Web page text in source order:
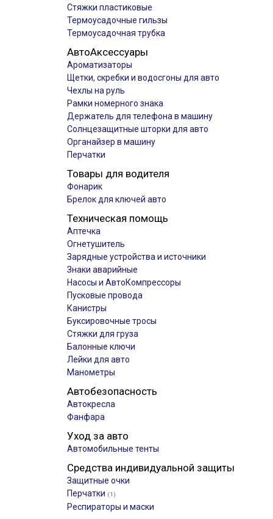
Стяжки пластиковые
Термоусадочные гильзы
Термоусадочная трубка
АвтоАксессуары
Ароматизаторы
Щетки, скребки и водосгоны для авто
Чехлы на руль
Рамки номерного знака
Держатель для телефона в машину
Солнцезащитные шторки для авто
Органайзер в машину
Перчатки
Товары для водителя
Фонарик
Брелок для ключей авто
Техническая помощь
Аптечка
Огнетушитель
Зарядные устройства и источники
Знаки аварийные
Насосы и АвтоКомпрессоры
Пусковые провода
Канистры
Буксировочные тросы
Стяжки для груза
Балонные ключи
Лейки для авто
Манометры
Автобезопасность
Автокресла
Фанфара
Уход за авто
Автомобильные тенты
Средства индивидуальной защиты
Защитные очки
Перчатки (1)
Респираторы и маски